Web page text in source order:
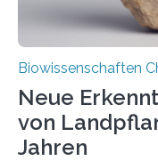
Biowissenschaften
Neue
von
Jahren